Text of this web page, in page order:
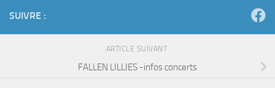
SUIVRE :
ARTICLE SUIVANT
FALLEN LILLIES -infos concerts